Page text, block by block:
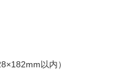
以内）